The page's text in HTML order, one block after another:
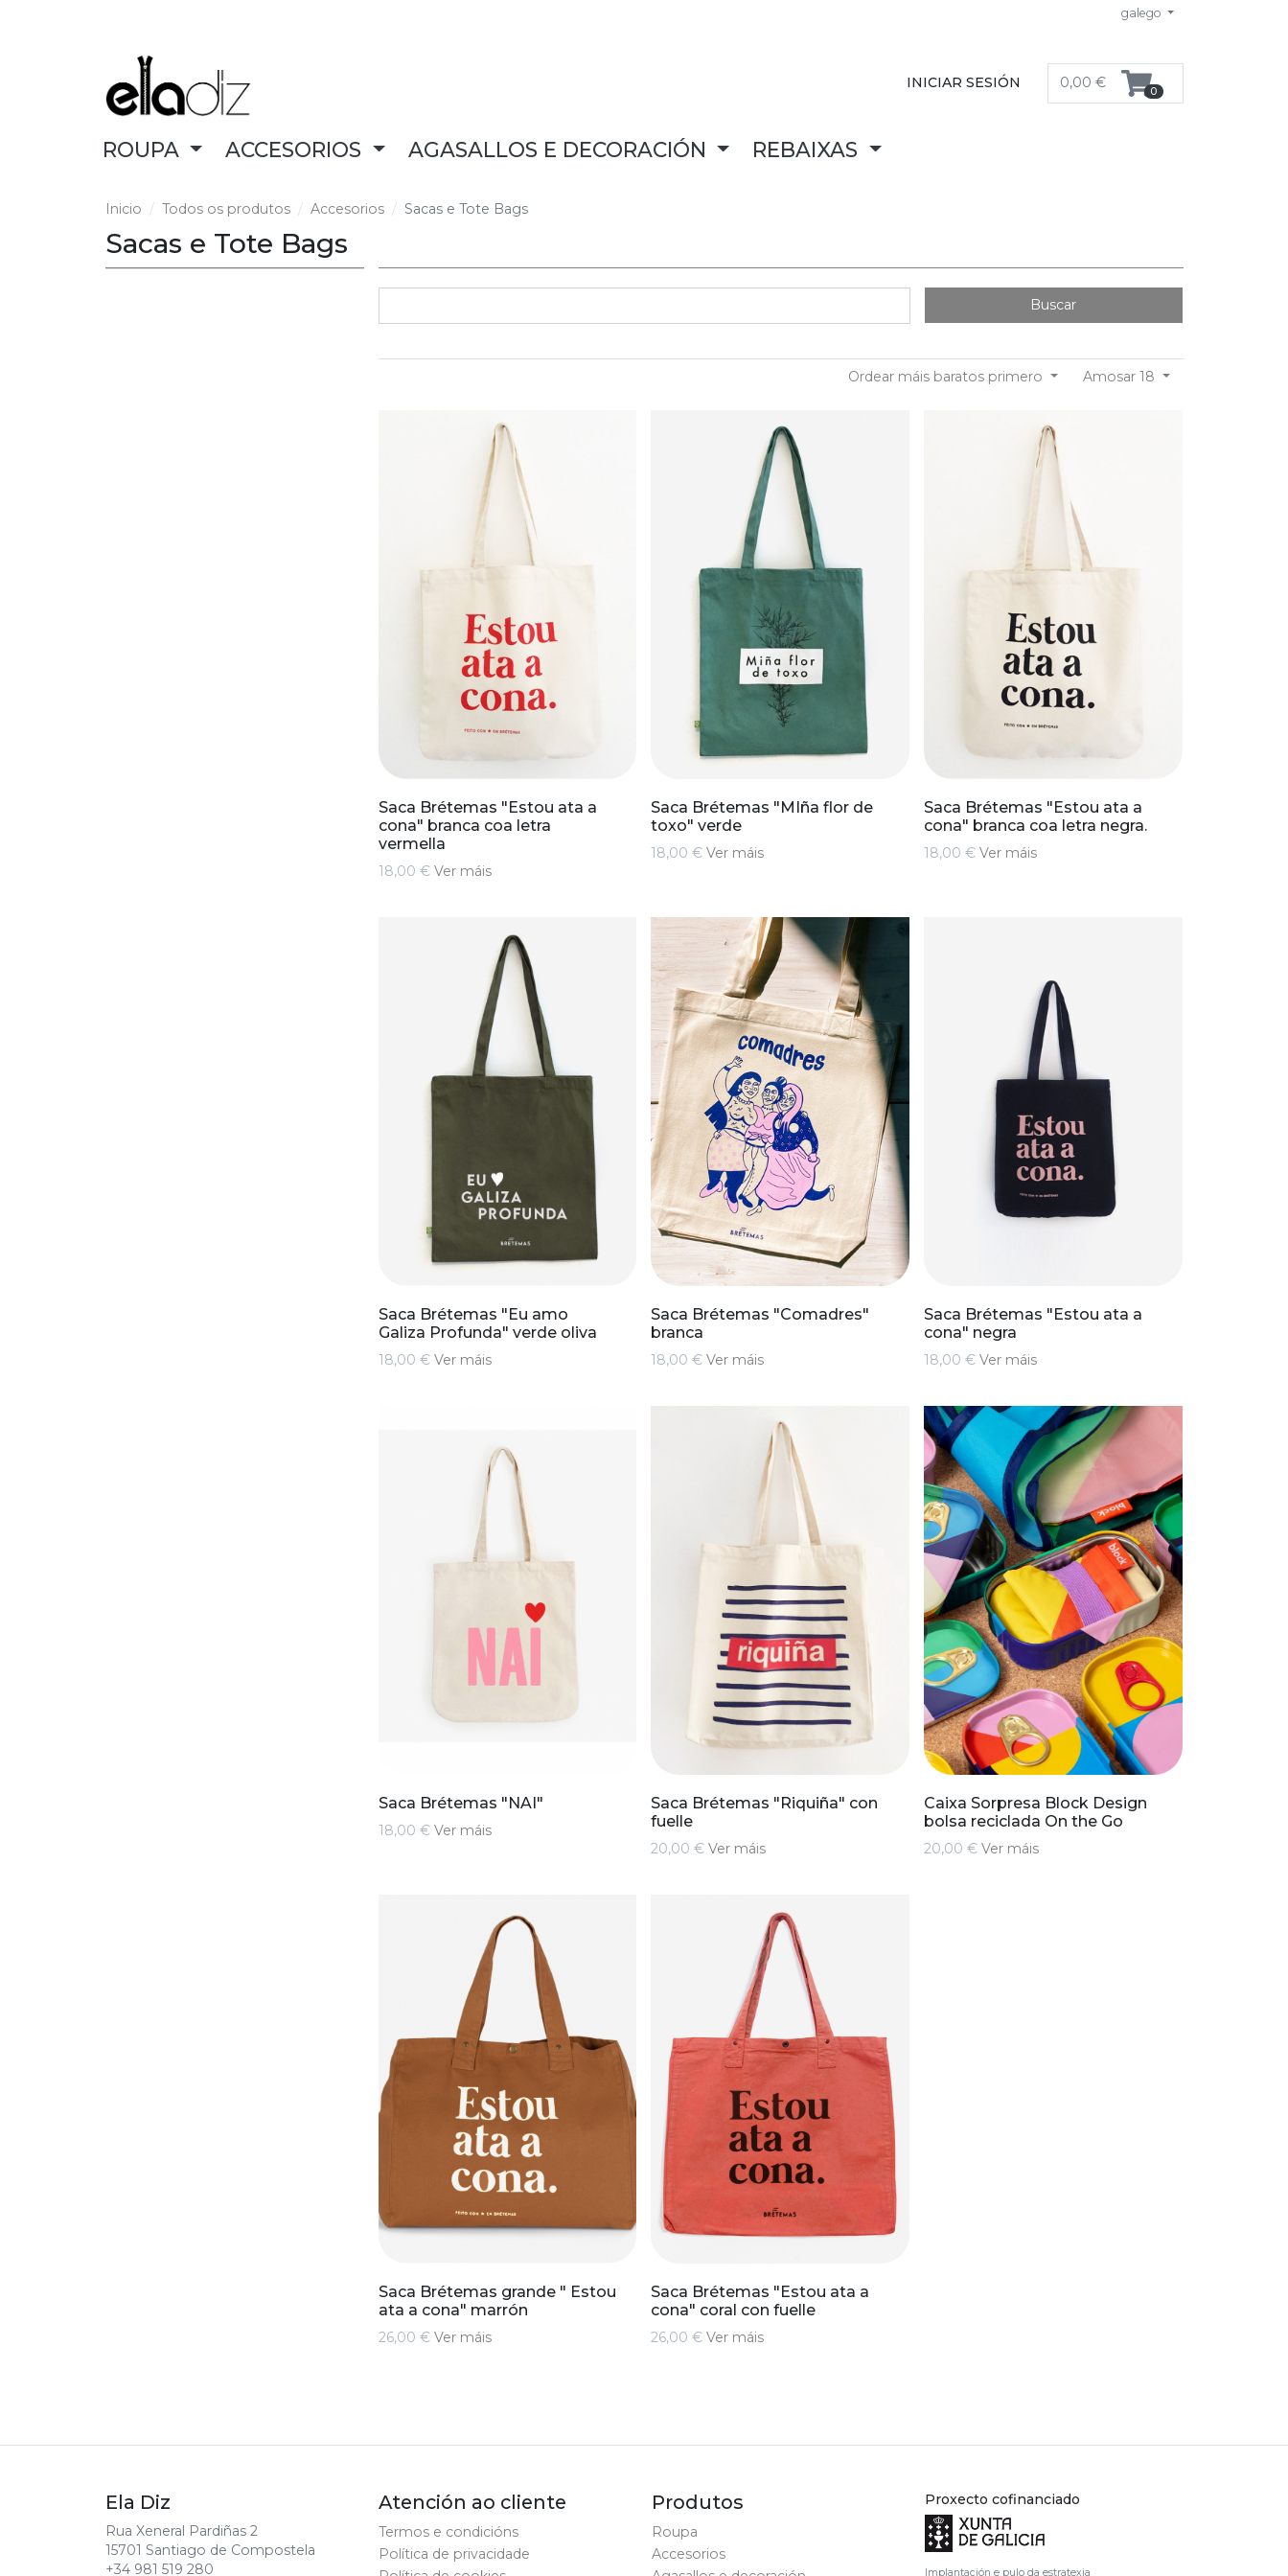
galego
INICIAR SESIÓN 0,00 € 0
ROUPA ACCESORIOS AGASALLOS E DECORACIÓN REBAIXAS
Inicio Todos os produtos Accesorios Sacas e Tote Bags
Sacas e Tote Bags
Buscar
Amosar 18
Ordear máis baratos primero
Saca Brétemas "Estou ata a
cona" branca coa letra
vermella
18,00 € Ver máis
Saca Brétemas "MIña flor de
toxo" verde
18,00 €Ver máis
Saca Brétemas "Estou ata a
cona" branca coa letra negra.
18,00 €Ver máis
Saca Brétemas "Eu amo
Galiza Profunda" verde oliva
18,00 € Ver máis
Saca Brétemas "Comadres"
branca
18,00 €Ver máis
Saca Brétemas "Estou ata a
cona" negra
18,00 €Ver máis
Saca Brétemas "NAI"
18,00 € Ver máis
Saca Brétemas "Riquiña" con
fuelle
20,00 €Ver máis
Caixa Sorpresa Block Design
bolsa reciclada On the Go
20,00 €Ver máis
Saca Brétemas grande " Estou
ata a cona" marrón
26,00 € Ver máis
Saca Brétemas "Estou ata a
cona" coral con fuelle
26,00 €Ver máis
Ela Diz
Rua Xeneral Pardiñas 2
15701 Santiago de Compostela
+34 981 519 280
Atención ao cliente
Termos e condicións
Política de privacidade
Produtos
Roupa
Accesorios
Proxecto cofinanciado
Implantación e pulo da estratexia